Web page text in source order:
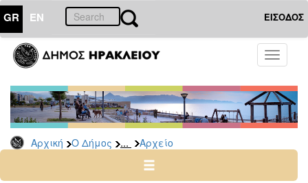
GR EN ΕΙΣΟΔΟΣ
Toggle
Αρχική Ο Δήμος ... Αρχείο
ΔΗΜΟΣ
Δημοτικές
Παρατάξεις
Αρχείο